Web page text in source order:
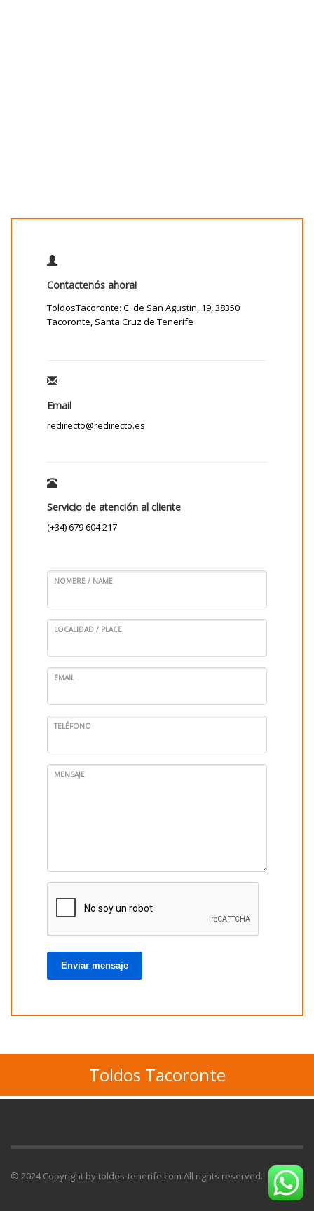
Contactenós ahora!
ToldosTacoronte: C. de San Agustin, 19, 38350
Tacoronte, Santa Cruz de Tenerife
Email
redirecto@redirecto.es
Servicio de atención al cliente
(+34) 679 604 217
NOMBRE / NAME
LOCALIDAD / PLACE
EMAIL
TELÉFONO
MENSAJE
Enviar mensaje
Toldos Tacoronte
© 2024 Copyright by toldos-tenerife.com All rights reserved.